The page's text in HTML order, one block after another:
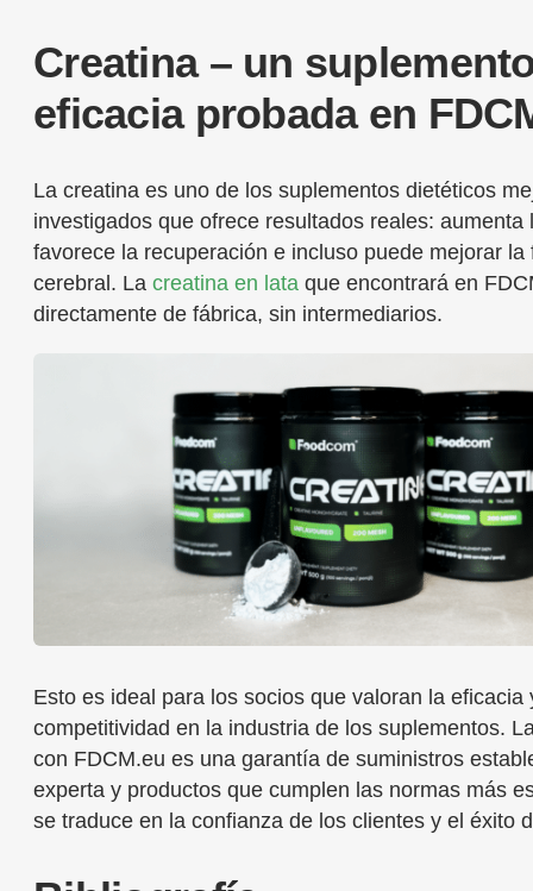
Creatina – un
eficacia probada en
La creatina es uno de los suplementos dietéticos
investigados que ofrece resultados reales: aumenta
favorece la recuperación e incluso puede mejorar la
cerebral. La creatina en lata que encontrará en
directamente de fábrica, sin intermediarios.
Esto es ideal para los socios que valoran la eficacia
competitividad en la industria de los suplementos.
con FDCM.eu es una garantía de suministros
experta y productos que cumplen las normas más
se traduce en la confianza de los clientes y el éxito